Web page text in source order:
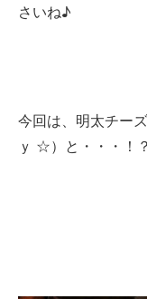
さいね♪
今回は、明太チー
ｙ ☆）と・・・！？